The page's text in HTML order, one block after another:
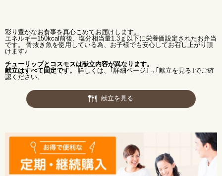
彩り豊かなお食事を真心こめてお届けします。
エネルギー150kcal前後、塩分相当量1.3ｇ以下に栄養価設定されたお弁当
です。 骨抜き魚を使用している為、お子様でも安心してお召し上がり頂
けます♪
チューリップとコスモスは献立内容が異なります。
献立はすべて固定です。
詳しくは、｢詳細ページ｣→｢献立を見る｣でご確
認ください。
献立を見る